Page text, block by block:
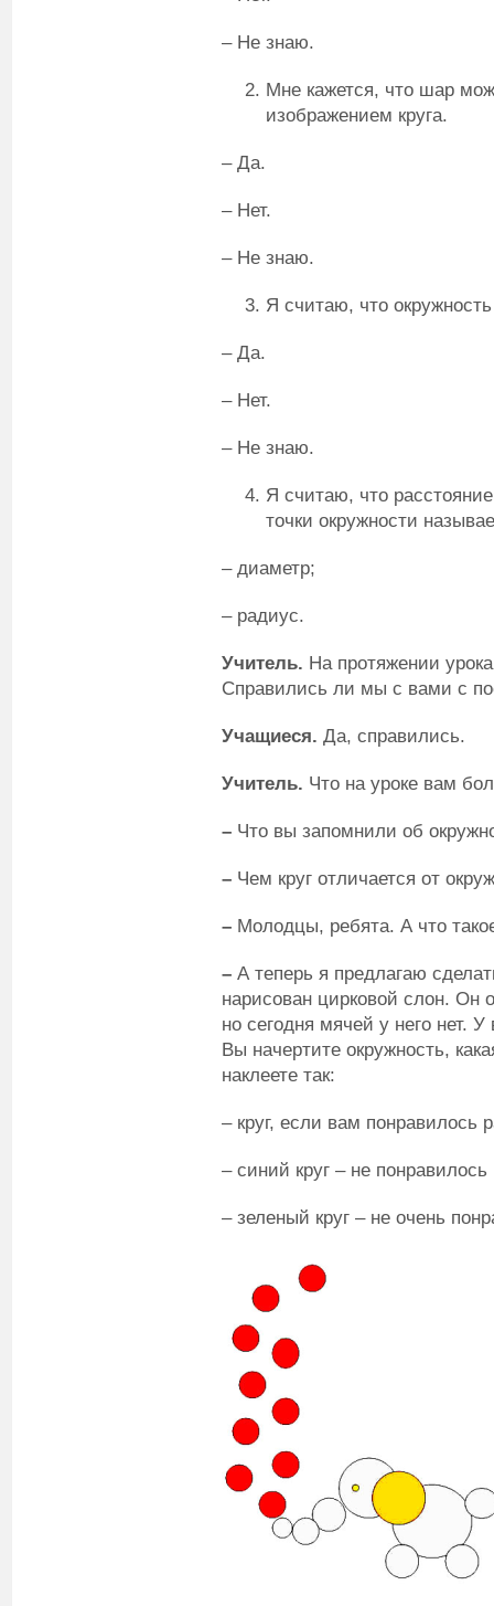
– Не знаю.
Мне кажется, что шар
изображением круга.
– Да.
– Нет.
– Не знаю.
Я считаю, что
– Да.
– Нет.
– Не знаю.
Я считаю, что
точки окружности
– диаметр;
– радиус.
Учитель. На протяжении
Справились ли мы с вами с
Учащиеся. Да, справились.
Учитель. Что на уроке вам
– Что вы запомнили об
– Чем круг отличается от
– Молодцы, ребята. А что
– А теперь я предлагаю
нарисован цирковой слон. Он
но сегодня мячей у него нет.
Вы начертите окружность,
наклеете так:
– круг, если вам понравилось
– синий круг – не понравилось
– зеленый круг – не очень